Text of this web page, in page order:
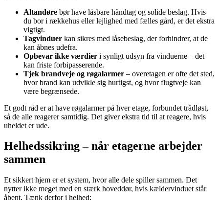
Altandøre bør have låsbare håndtag og solide beslag. Hvis
du bor i rækkehus eller lejlighed med fælles gård, er det ekstra
vigtigt.
Tagvinduer kan sikres med låsebeslag, der forhindrer, at de
kan åbnes udefra.
Opbevar ikke værdier i synligt udsyn fra vinduerne – det
kan friste forbipasserende.
Tjek brandveje og røgalarmer – overetagen er ofte det sted,
hvor brand kan udvikle sig hurtigst, og hvor flugtveje kan
være begrænsede.
Et godt råd er at have røgalarmer på hver etage, forbundet trådløst,
så de alle reagerer samtidig. Det giver ekstra tid til at reagere, hvis
uheldet er ude.
Helhedssikring – når etagerne arbejder
sammen
Et sikkert hjem er et system, hvor alle dele spiller sammen. Det
nytter ikke meget med en stærk hoveddør, hvis kældervinduet står
åbent. Tænk derfor i helhed: